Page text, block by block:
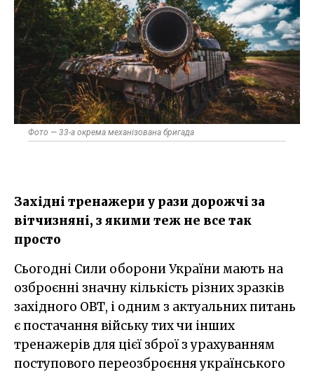
Фото — 33-а окрема механізована бригада
Західні тренажери у рази дорожчі за
вітчизняні, з якими теж не все так
просто
Сьогодні Сили оборони України мають на
озброєнні значну кількість різних зразків
західного ОВТ, і одним з актуальних питань
є постачання війську тих чи інших
тренажерів для цієї зброї з урахуванням
поступового переозброєння українського